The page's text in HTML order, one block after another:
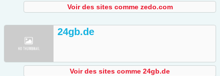
Voir des sites comme zedo.com
24gb.de
Voir des sites comme 24gb.de